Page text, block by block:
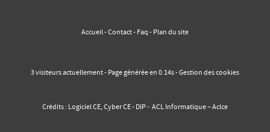
Accueil-Contact-Faq-Plan du site
3 visiteurs actuellement - Page générée en 0.14s -Gestion des cookies
Crédits : Logiciel CE,Cyber CE-DIP- ACL Informatique – Aclce